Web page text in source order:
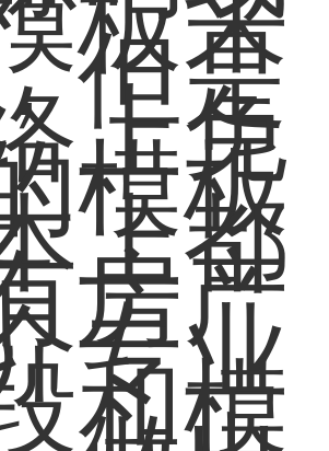
但是
上免
模板
上都
房产
专业
和模